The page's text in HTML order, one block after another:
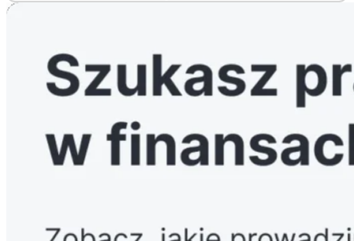
Twoje dane osobowe będziemy przetwarzać także w celu
możemy przetwarzać Twoje dane dłużej niż 3 lata, jeżeli taka
konieczność wynikać będzie z przepisów prawa. Twoje dane
osobowe możemy przekazywać następującym kategoriom
odbiorców:
dostawcom systemów informatycznych, jak również
2) potencjalnym pracodawcom (po dokonanej przez nas selekcji)
oraz organom państwowym, jeżeli zwrócą się do nas z takim
wnioskiem (np. sąd, prokuratura). Nie przekazujemy Twoich